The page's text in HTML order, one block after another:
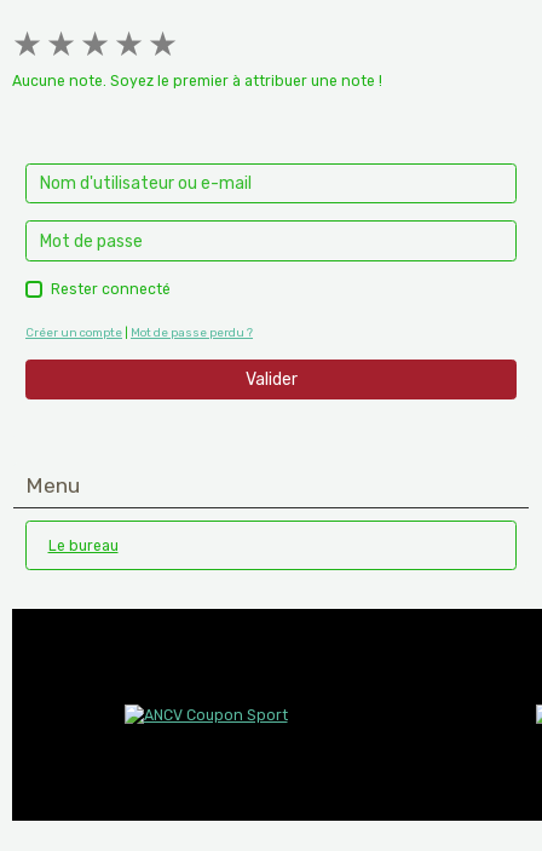
★ ★ ★ ★ ★
Aucune note. Soyez le premier à attribuer une note !
Rester connecté
Créer un compte Mot de passe perdu ?
Valider
Menu
Le bureau